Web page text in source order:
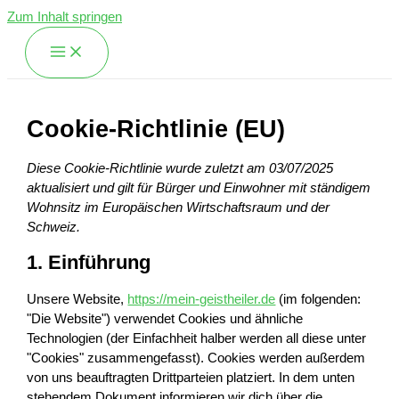
Zum Inhalt springen
Cookie-Richtlinie (EU)
Diese Cookie-Richtlinie wurde zuletzt am 03/07/2025
aktualisiert und gilt für Bürger und Einwohner mit ständigem
Wohnsitz im Europäischen Wirtschaftsraum und der
Schweiz.
1. Einführung
Unsere Website, https://mein-geistheiler.de (im folgenden:
"Die Website") verwendet Cookies und ähnliche
Technologien (der Einfachheit halber werden all diese unter
"Cookies" zusammengefasst). Cookies werden außerdem
von uns beauftragten Drittparteien platziert. In dem unten